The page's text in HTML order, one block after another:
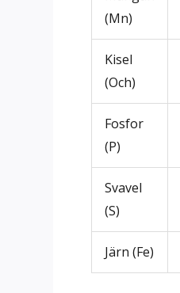
(Mn)
Kisel
(Och)
Fosfor
(P)
Svavel
(S)
Järn (Fe)